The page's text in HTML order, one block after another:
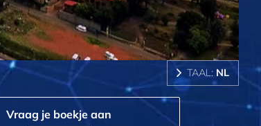
TAAL: NL
Vraag je boekje aan